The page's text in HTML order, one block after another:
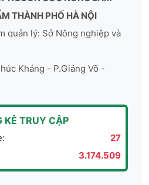
THÀNH PHỐ HÀ NỘI
quản lý: Sở Nông nghiệp và
Kháng - P.Giảng Võ -
KÊ TRUY CẬP
27
3.174.509